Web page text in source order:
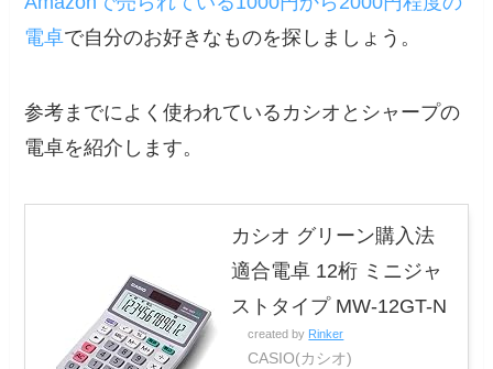
電卓で自分のお好きなものを探しましょう。
参考までによく使われているカシオとシャープの
電卓を紹介します。
カシオ グリーン購入法
適合電卓 12桁 ミニジャ
ストタイプ MW-12GT-N
created by Rinker
CASIO(カシオ)